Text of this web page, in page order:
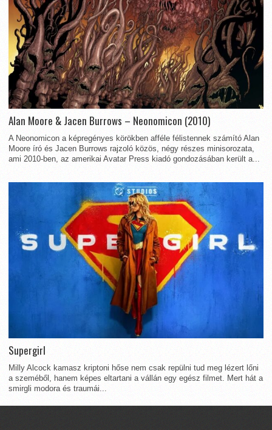
Alan Moore & Jacen Burrows – Neonomicon (2010)
A Neonomicon a képregényes körökben afféle félistennek számító Alan
Moore író és Jacen Burrows rajzoló közös, négy részes minisorozata,
ami 2010-ben, az amerikai Avatar Press kiadó gondozásában került a...
Supergirl
Milly Alcock kamasz kriptoni hőse nem csak repülni tud meg lézert lőni
a szeméből, hanem képes eltartani a vállán egy egész filmet. Mert hát a
smirgli modora és traumái...